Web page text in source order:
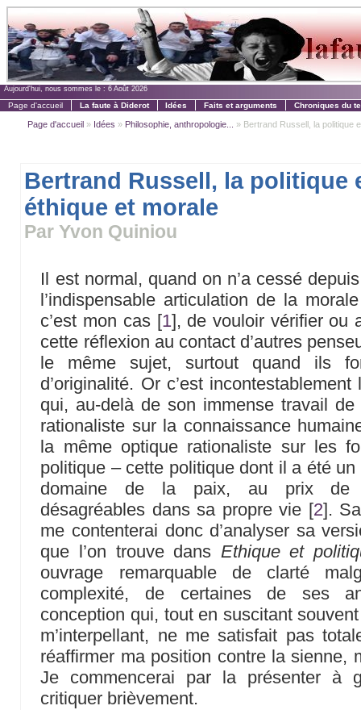
Aujourd'hui, nous sommes le : 6 Août 2026
Page d'accueil La faute à Diderot Idées Faits et arguments Chroniques du
Page d'accueil » Idées » Philosophie, anthropologie... » Bertrand Russell, la politique
Bertrand Russell, la politique
éthique et morale
Par Yvon Quiniou
Il est normal, quand on n’a cessé
l’indispensable articulation de la
c’est mon cas[1], de vouloir vérifier ou
cette réflexion au contact d’autres
le même sujet, surtout quand ils
d’originalité. Or c’est
qui, au-delà de son immense travail
rationaliste sur la connaissance
la même optique rationaliste sur les
politique – cette politique dont il a été
domaine de la paix, au prix de
désagréables dans sa propre vie [2].
me contenterai donc d’analyser sa
que l’on trouve dans Ethique et
ouvrage remarquable de clarté
complexité, de certaines de ses
conception qui, tout en suscitant
m’interpellant, ne me satisfait pas
réaffirmer ma position contre la sienne,
Je commencerai par la présenter à
critiquer brièvement.